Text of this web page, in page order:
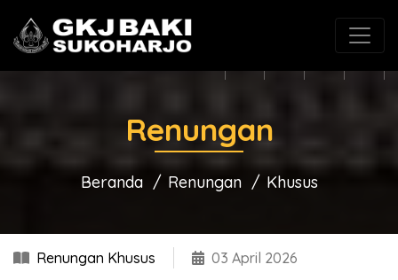
(0271) 625546 gkjbaki@gmail.com
Renungan
Beranda Renungan Khusus
Renungan Khusus 03 April 2026